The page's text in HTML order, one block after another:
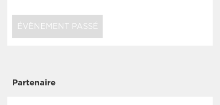
ÉVÈNEMENT PASSÉ
Partenaire